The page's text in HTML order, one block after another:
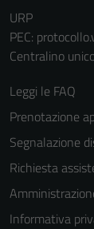
URP
PEC:
Centralino
Leggi le FAQ
Prenotazione
Segnalazione
Richiesta
Informativa